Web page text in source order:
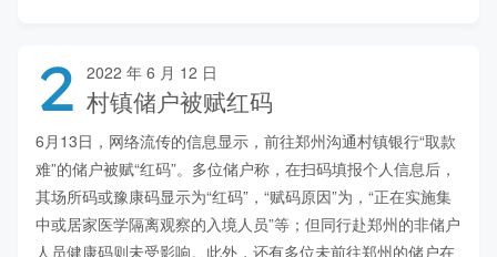
2 2022 年 6 月 12 日
村镇储户被赋红码
6月13日，网络流传的信息显示，前往郑州沟通村镇银行“取款
难”的储户被赋“红码”。多位储户称，在扫码填报个人信息后，
其场所码或豫康码显示为“红码”，“赋码原因”为，“正在实施集
中或居家医学隔离观察的入境人员”等；但同行赴郑州的非储户
人员健康码则未受影响。此外，还有多位未前往郑州的储户在